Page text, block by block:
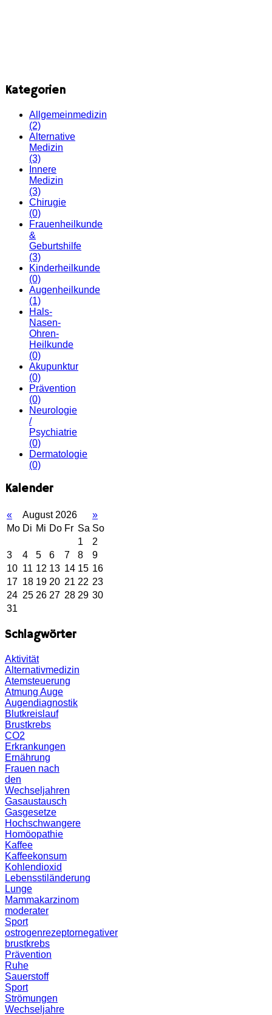
Kategorien
Allgemeinmedizin
(2)
Alternative
Medizin
(3)
Innere
Medizin
(3)
Chirugie
(0)
Frauenheilkunde
&
Geburtshilfe
(3)
Kinderheilkunde
(0)
Augenheilkunde
(1)
Hals-
Nasen-
Ohren-
Heilkunde
(0)
Akupunktur
(0)
Prävention
(0)
Neurologie
/
Psychiatrie
(0)
Dermatologie
(0)
Kalender
« August 2026
»
Mo Di Mi Do Fr Sa So
1
2
3
4 5 6 7 8
9
10 11 12 13 14 15 16
17 18 19 20 21 22 23
24 25 26 27 28 29 30
31
Schlagwörter
Aktivität
Alternativmedizin
Atemsteuerung
Atmung Auge
Augendiagnostik
Blutkreislauf
Brustkrebs
CO2
Erkrankungen
Ernährung
Frauen nach
den
Wechseljahren
Gasaustausch
Gasgesetze
Hochschwangere
Homöopathie
Kaffee
Kaffeekonsum
Kohlendioxid
Lebensstiländerung
Lunge
Mammakarzinom
moderater
Sport
ostrogenrezeptornegativer
brustkrebs
Prävention
Ruhe
Sauerstoff
Sport
Strömungen
Wechseljahre